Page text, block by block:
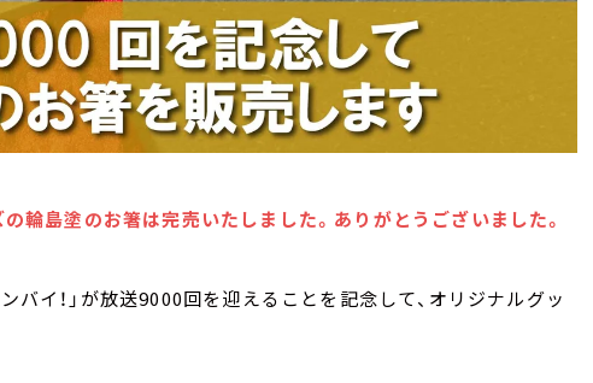
島塗のお箸は完売いたしました。ありがとうございました。
ンバイ！」が放送9000回を迎えることを記念して、オリジナルグッ